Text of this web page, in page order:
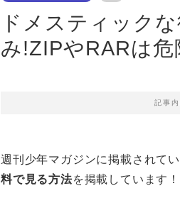
ドメスティック
み!ZIPやRARは危
記事
週刊少年マガジンに掲載されて
料で見る方法を掲載しています！